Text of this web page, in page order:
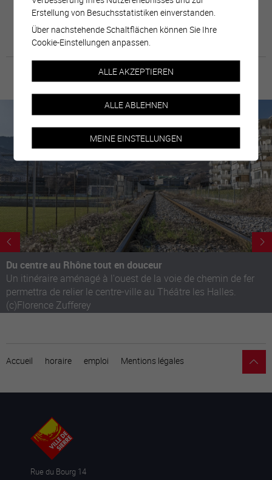
Du centre au Rhône tout en douceur
Un itinéraire aménagé à l'ouest de la voie de chemin de fer
permettra de relier le centre-ville au Théâtre les Halles.
(c)Florence Zufferey
Accueil horaire emploi Mentions légales
Rue du Bourg 14
Erstellung von Besuchsstatistiken einverstanden.
Über nachstehende Schaltflächen können Sie Ihre
Cookie-Einstellungen anpassen.
ALLE AKZEPTIEREN
ALLE ABLEHNEN
MEINE EINSTELLUNGEN